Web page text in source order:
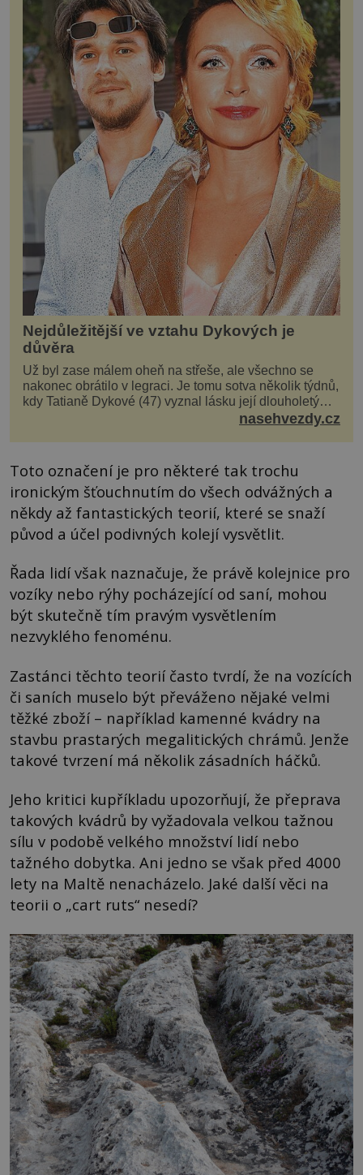
Nejdůležitější ve vztahu Dykových je
důvěra
Už byl zase málem oheň na střeše, ale všechno se
nakonec obrátilo v legraci. Je tomu sotva několik týdnů,
kdy Tatianě Dykové (47) vyznal lásku její dlouholetý
kolega a kamarád. Lidé si hned mysleli, ž...nasehvezdy.cz
Toto označení je pro některé tak trochu
ironickým šťouchnutím do všech odvážných a
někdy až fantastických teorií, které se snaží
původ a účel podivných kolejí vysvětlit.
Řada lidí však naznačuje, že právě kolejnice pro
vozíky nebo rýhy pocházející od saní, mohou
být skutečně tím pravým vysvětlením
nezvyklého fenoménu.
Zastánci těchto teorií často tvrdí, že na vozících
či saních muselo být převáženo nějaké velmi
těžké zboží – například kamenné kvádry na
stavbu prastarých megalitických chrámů. Jenže
takové tvrzení má několik zásadních háčků.
Jeho kritici kupříkladu upozorňují, že přeprava
takových kvádrů by vyžadovala velkou tažnou
sílu v podobě velkého množství lidí nebo
tažného dobytka. Ani jedno se však před 4000
lety na Maltě nenacházelo. Jaké další věci na
teorii o „cart ruts“ nesedí?